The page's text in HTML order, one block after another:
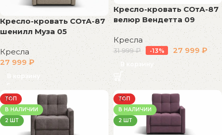
Кресло-кровать СОтА-87
шенилл Муза 05
Кресла
27 999 ₽
В корзину
Кресло-кровать СОтА-87
велюр Вендетта 09
Кресла
31 999₽ -13% 27 999₽
В корзину
ТОП
В НАЛИЧИИ
2 ШТ
ТОП
В НАЛИЧИИ
2 ШТ